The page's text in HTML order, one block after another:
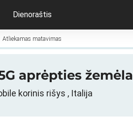
Dienoraštis
Atliekamas matavimas
aprėpties
korinis rišys , Italija